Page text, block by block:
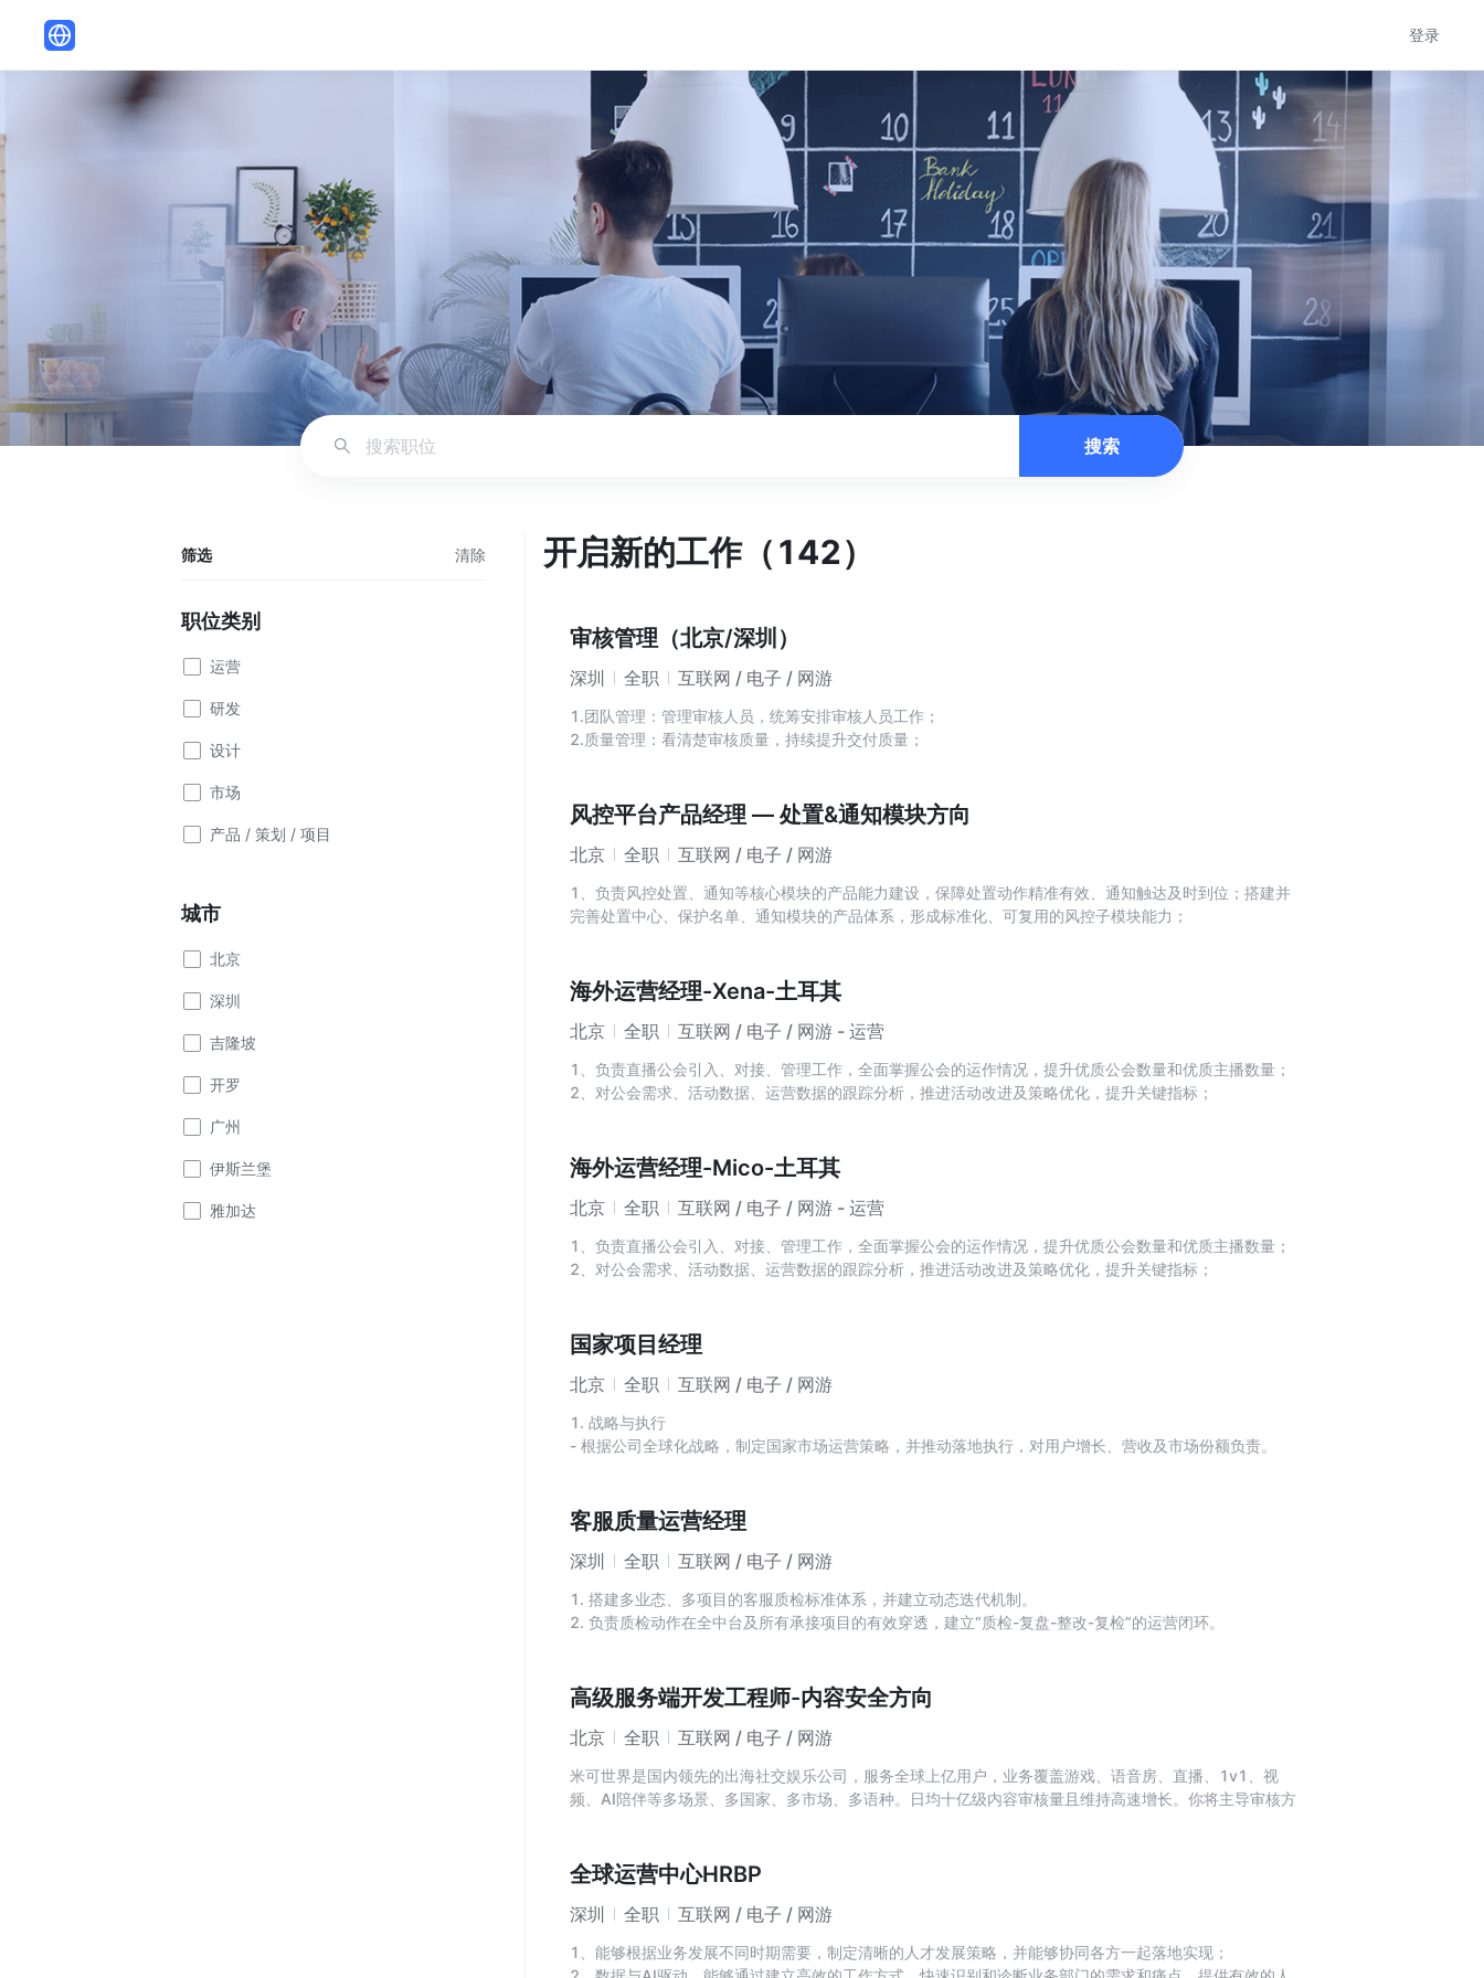
登录
搜索
筛选 清除
职位类别
运营
研发
设计
市场
产品 / 策划 / 项目
城市
北京
深圳
吉隆坡
开罗
广州
伊斯兰堡
雅加达
开启新的工作（142）
审核管理（北京/深圳）
深圳 全职 互联网 / 电子 / 网游
1.团队管理：管理审核人员，统筹安排审核人员工作；
2.质量管理：看清楚审核质量，持续提升交付质量；
风控平台产品经理 — 处置&通知模块方向
北京 全职 互联网 / 电子 / 网游
1、负责风控处置、通知等核心模块的产品能力建设，保障处置动作精准有效、通知触达及时到位；搭建并
完善处置中心、保护名单、通知模块的产品体系，形成标准化、可复用的风控子模块能力；
理效率与质量；
3、与审核、业务、处罚等团队紧密协作，打通并收口处置能力，明确处置逻辑与执行标准；深入对接业务
团队，理解各业务线的风险诉求，输出有针对性的产品解决方案；协调技术、算法、运营等多方资源，推动
海外运营经理-Xena-土耳其
北京 全职 互联网 / 电子 / 网游 - 运营
1、负责直播公会引入、对接、管理工作，全面掌握公会的运作情况，提升优质公会数量和优质主播数量；
2、对公会需求、活动数据、运营数据的跟踪分析，推进活动改进及策略优化，提升关键指标；
海外运营经理-Mico-土耳其
北京 全职 互联网 / 电子 / 网游 - 运营
1、负责直播公会引入、对接、管理工作，全面掌握公会的运作情况，提升优质公会数量和优质主播数量；
2、对公会需求、活动数据、运营数据的跟踪分析，推进活动改进及策略优化，提升关键指标；
国家项目经理
北京 全职 互联网 / 电子 / 网游
1. 战略与执行
- 根据公司全球化战略，制定国家市场运营策略，并推动落地执行，对用户增长、营收及市场份额负责。
- 负责APP在对应国家市场的用户增长，包括但不限于拉新、促活、留存及付费转化等核心环节。
- 策划并执行本地化运营活动（如线上线下活动、KOL合作、社区运营等），提升品牌影响力。
3. 数据分析与优化
4. 资源整合与团队管理
- 负责本地团队搭建与管理，协调市场、产品、技术等部门，推动跨团队高效协作。
客服质量运营经理
深圳 全职 互联网 / 电子 / 网游
1. 搭建多业态、多项目的客服质检标准体系，并建立动态迭代机制。
2. 负责质检动作在全中台及所有承接项目的有效穿透，建立“质检-复盘-整改-复检”的运营闭环。
4. 前线QA团队的培训与赋能，开发质检培训课件与标准化工作手册，帮助前线QA从“找茬型”向“咨询顾问
型”转变。
5. 搭建服务质量数据看板，以英语作为工作语言进行标准宣讲、报告撰写及跨文化沟通。
高级服务端开发工程师-内容安全方向
北京 全职 互联网 / 电子 / 网游
米可世界是国内领先的出海社交娱乐公司，服务全球上亿用户，业务覆盖游戏、语音房、直播、1v1、视
频、AI陪伴等多场景、多国家、多市场、多语种。日均十亿级内容审核量且维持高速增长。你将主导审核方
1、审核体系与中台建设。负责内容安全审核中台的整体技术规划、架构演进与落地。支撑「感知立法-问题
识别-判罚决策-通知触达-申诉反哺」全链路建设；
召提升，建立更加完善的AI审核机制；
全球运营中心HRBP
深圳 全职 互联网 / 电子 / 网游
1、能够根据业务发展不同时期需要，制定清晰的人才发展策略，并能够协同各方一起落地实现；